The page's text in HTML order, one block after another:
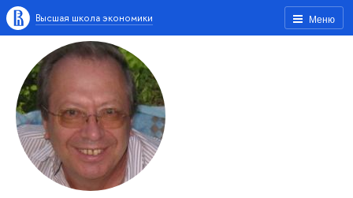
Меню
Высшая школа экономики